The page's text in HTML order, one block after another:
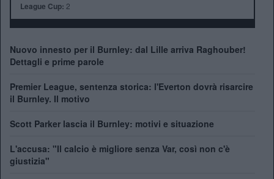
League Cup: 2
Nuovo innesto per il Burnley: dal Lille arriva Raghouber!
Dettagli e prime parole
Premier League, sentenza storica: l'Everton dovrà risarcire
il Burnley. Il motivo
Scott Parker lascia il Burnley: motivi e situazione
L'accusa: "Il calcio è migliore senza Var, così non c'è
giustizia"